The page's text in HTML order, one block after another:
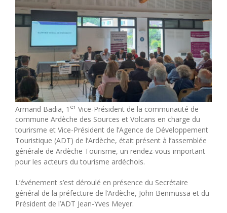
Armand Badia, 1 erVice-Président de la communauté de
commune Ardèche des Sources et Volcans en charge du
tourirsme et Vice-Président de l’Agence de Développement
Touristique (ADT) de l’Ardèche, était présent à l’assemblée
générale de Ardèche Tourisme, un rendez-vous important
pour les acteurs du tourisme ardéchois.
L’événement s’est déroulé en présence du Secrétaire
général de la préfecture de l’Ardèche, John Benmussa et du
Président de l’ADT Jean-Yves Meyer.